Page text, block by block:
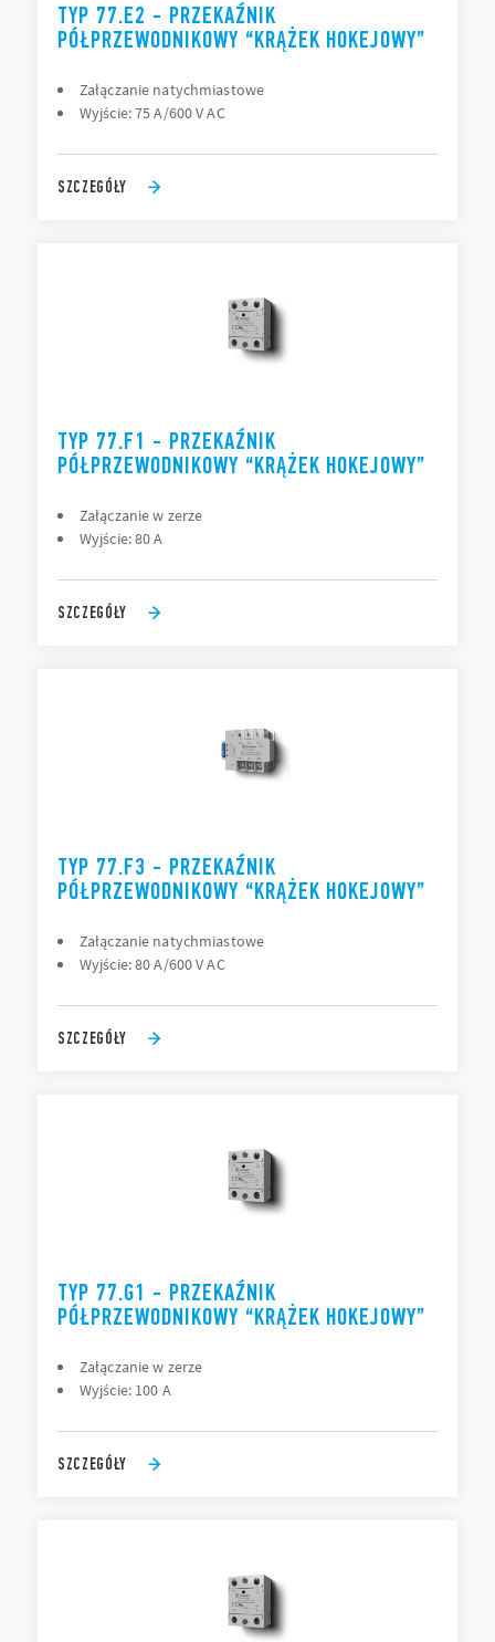
TYP 77.E2 - PRZEKAŹNIK
PÓŁPRZEWODNIKOWY “KRĄŻEK HOKEJOWY”
Załączanie natychmiastowe
Wyjście: 75 A/600 V AC
SZCZEGÓŁY
TYP 77.F1 - PRZEKAŹNIK
PÓŁPRZEWODNIKOWY “KRĄŻEK HOKEJOWY”
Załączanie w zerze
Wyjście: 80 A
SZCZEGÓŁY
TYP 77.F3 - PRZEKAŹNIK
PÓŁPRZEWODNIKOWY “KRĄŻEK HOKEJOWY”
Załączanie natychmiastowe
Wyjście: 80 A/600 V AC
SZCZEGÓŁY
TYP 77.G1 - PRZEKAŹNIK
PÓŁPRZEWODNIKOWY “KRĄŻEK HOKEJOWY”
Załączanie w zerze
Wyjście: 100 A
SZCZEGÓŁY